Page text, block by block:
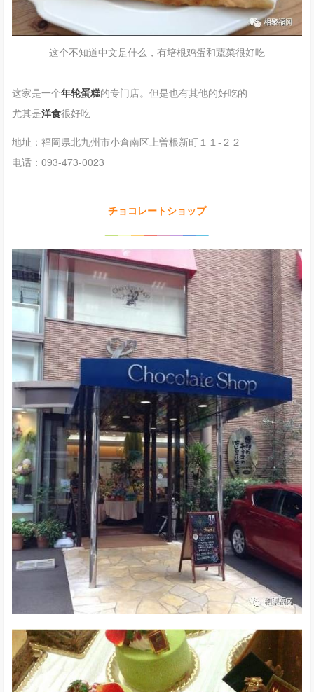
这个不知道中文是什么，有培根鸡蛋和蔬菜很好吃
这家是一个年轮蛋糕的专门店。但是也有其他的好吃的
尤其是洋食很好吃
地址：福岡県北九州市小倉南区上曽根新町１１-２２
电话：093-473-0023
チョコレートショップ